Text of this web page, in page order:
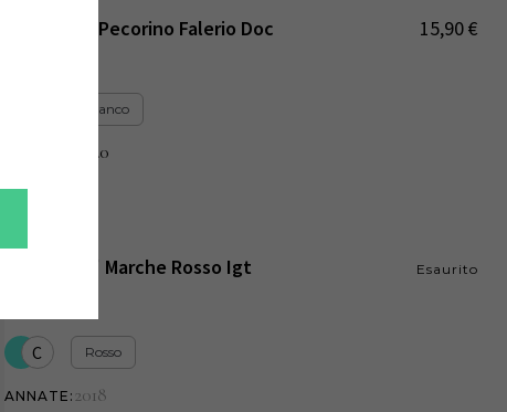
'Onirocep' Pecorino Falerio Doc 15,90€
Bianco
2020
'La Ribalta' Marche Rosso Igt Esaurito
C Rosso
ANNATE : 2018